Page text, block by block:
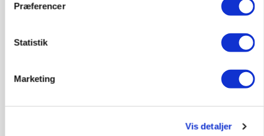
Præferencer
Statistik
Marketing
Vis detaljer
Fra mark til mur: Byggeriet kan åbne nyt